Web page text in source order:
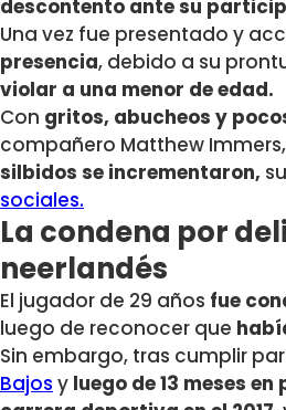
descontento ante su
Una vez fue presentado y
presencia, debido a su
violar a una menor de edad.
Con gritos, abucheos y
compañero Matthew
silbidos se incrementaron,
sociales.
La condena por
neerlandés
El jugador de 29 años fue
luego de reconocer que
Sin embargo, tras cumplir
Bajos y luego de 13 meses